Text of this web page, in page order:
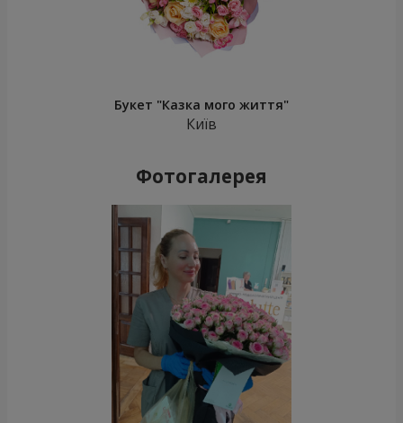
Букет "Казка мого життя"
Київ
Фотогалерея